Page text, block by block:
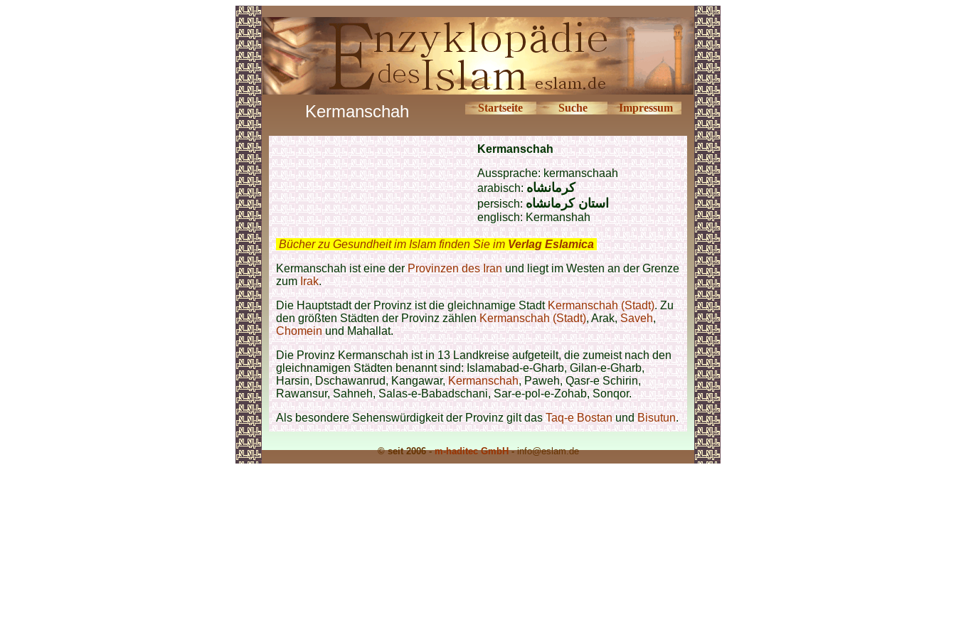
Kermanschah Startseite Suche Impressum
Kermanschah
Aussprache: kermanschaah
arabisch:كرمانشاه
persisch:استان کرمانشاه
englisch: Kermanshah
Bücher zu Gesundheit im Islam finden Sie im Verlag Eslamica
Kermanschah ist eine derProvinzen des Iranund liegt im Westen an der Grenze
zumIrak.
Die Hauptstadt der Provinz ist die gleichnamige StadtKermanschah (Stadt). Zu
den größten Städten der Provinz zählenKermanschah (Stadt), Arak,Saveh,
Chomeinund Mahallat.
Die Provinz Kermanschah ist in 13 Landkreise aufgeteilt, die zumeist nach den
gleichnamigen Städten benannt sind: Islamabad-e-Gharb, Gilan-e-Gharb,
Harsin, Dschawanrud, Kangawar,Kermanschah, Paweh, Qasr-e Schirin,
Rawansur, Sahneh, Salas-e-Babadschani, Sar-e-pol-e-Zohab, Sonqor.
Als besondere Sehenswürdigkeit der Provinz gilt dasTaq-e BostanundBisutun.
© seit 2006 -m-haditec GmbH-info@eslam.de